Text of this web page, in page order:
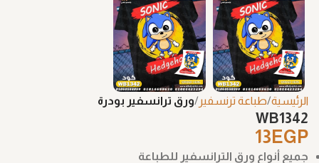
الرئيسية طباعة ترنسفير ورق ترانسفير بودرة
WB1342
13 EGP
جميع أنواع ورق الترانسفير للطباعة